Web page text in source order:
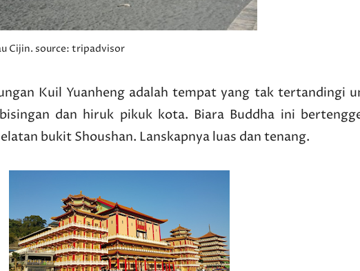
Cijin. source: tripadvisor
Kuil Yuanheng adalah tempat yang tak tertandingi
dan hiruk pikuk kota. Biara Buddha ini
bukit Shoushan. Lanskapnya luas dan tenang.